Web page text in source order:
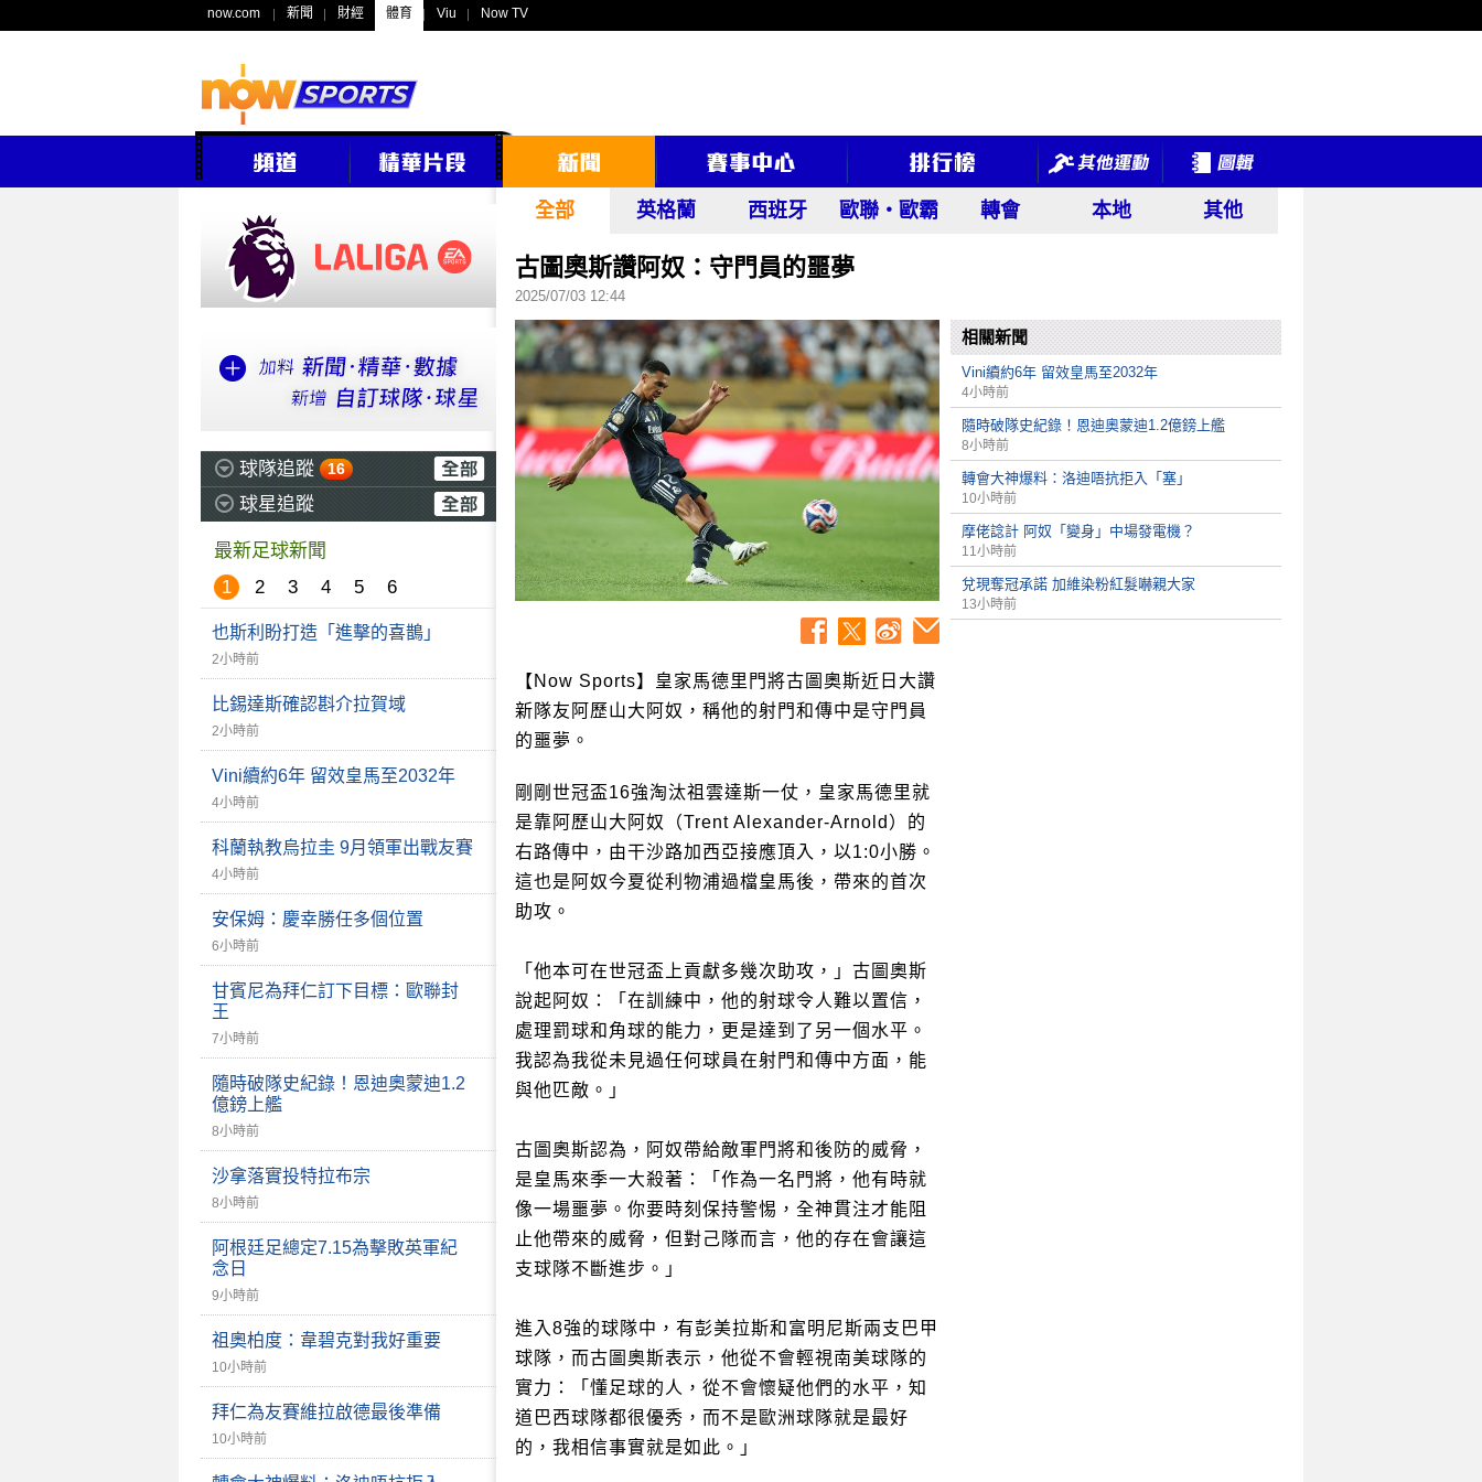
now.com 新聞 財經 體育 Viu Now TV
球隊追蹤 16
球星追蹤
最新足球新聞
1
2 3 4 5 6
也斯利盼打造「進擊的喜鵲」
2小時前
比錫達斯確認斟介拉賀域
2小時前
Vini續約6年 留效皇馬至2032年
4小時前
科蘭執教烏拉圭 9月領軍出戰友賽
4小時前
安保姆：慶幸勝任多個位置
6小時前
甘賓尼為拜仁訂下目標：歐聯封
王
7小時前
隨時破隊史紀錄！恩迪奧蒙迪1.2
億鎊上艦
8小時前
沙拿落實投特拉布宗
8小時前
阿根廷足總定7.15為擊敗英軍紀
念日
9小時前
祖奧柏度：韋碧克對我好重要
10小時前
拜仁為友賽維拉啟德最後準備
10小時前
全部 英格蘭 西班牙 歐聯‧歐霸 轉會 本地 其他
古圖奧斯讚阿奴：守門員的噩夢
2025/07/03 12:44
【Now Sports】皇家馬德里門將古圖奧斯近日大讚
新隊友阿歷山大阿奴，稱他的射門和傳中是守門員
的噩夢。
剛剛世冠盃16強淘汰祖雲達斯一仗，皇家馬德里就
是靠阿歷山大阿奴（Trent Alexander-Arnold）的
右路傳中，由干沙路加西亞接應頂入，以1:0小勝。
這也是阿奴今夏從利物浦過檔皇馬後，帶來的首次
助攻。
「他本可在世冠盃上貢獻多幾次助攻，」古圖奧斯
說起阿奴：「在訓練中，他的射球令人難以置信，
處理罰球和角球的能力，更是達到了另一個水平。
我認為我從未見過任何球員在射門和傳中方面，能
與他匹敵。」
古圖奧斯認為，阿奴帶給敵軍門將和後防的威脅，
是皇馬來季一大殺著：「作為一名門將，他有時就
像一場噩夢。你要時刻保持警惕，全神貫注才能阻
止他帶來的威脅，但對己隊而言，他的存在會讓這
支球隊不斷進步。」
進入8強的球隊中，有彭美拉斯和富明尼斯兩支巴甲
球隊，而古圖奧斯表示，他從不會輕視南美球隊的
實力：「懂足球的人，從不會懷疑他們的水平，知
道巴西球隊都很優秀，而不是歐洲球隊就是最好
的，我相信事實就是如此。」
相關新聞
Vini續約6年 留效皇馬至2032年
4小時前
隨時破隊史紀錄！恩迪奧蒙迪1.2億鎊上艦
8小時前
轉會大神爆料：洛迪唔抗拒入「塞」
10小時前
摩佬諗計 阿奴「變身」中場發電機？
11小時前
兌現奪冠承諾 加維染粉紅髮嚇親大家
13小時前